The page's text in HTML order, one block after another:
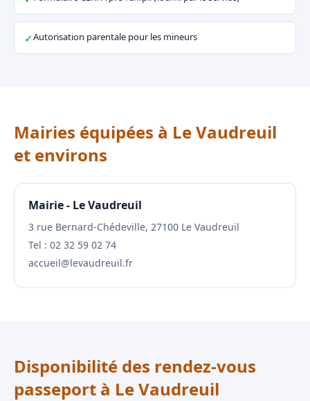
✓Autorisation parentale pour les mineurs
Mairies équipées à Le Vaudreuil
et environs
Mairie - Le Vaudreuil
3 rue Bernard-Chédeville, 27100 Le Vaudreuil
Tel : 02 32 59 02 74
accueil@levaudreuil.fr
Disponibilité des rendez-vous
passeport à Le Vaudreuil